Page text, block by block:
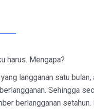
harus. Mengapa?
langganan satu
Sehingga
berlangganan